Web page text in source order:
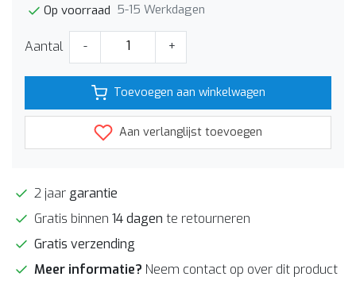
Op voorraad 5-15 Werkdagen
Aantal - +
Toevoegen aan winkelwagen
Aan verlanglijst toevoegen
2 jaar garantie
Gratis binnen 14 dagen te retourneren
Gratis verzending
Meer informatie? Neem contact op over dit product